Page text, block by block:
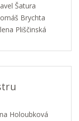
Šatura
Brychta
Pliščinská
Holoubková